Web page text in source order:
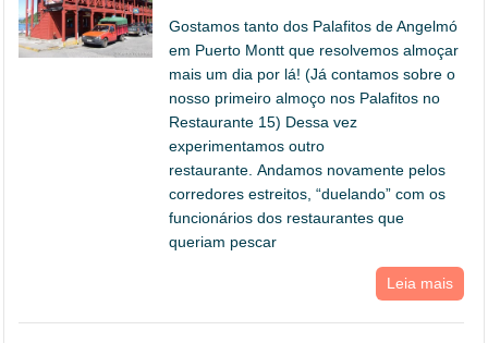
Gostamos tanto dos Palafitos de Angelmó
em Puerto Montt que resolvemos almoçar
mais um dia por lá! (Já contamos sobre o
nosso primeiro almoço nos Palafitos no
Restaurante 15) Dessa vez
experimentamos outro
restaurante. Andamos novamente pelos
corredores estreitos, “duelando” com os
funcionários dos restaurantes que
queriam pescar
Leia mais